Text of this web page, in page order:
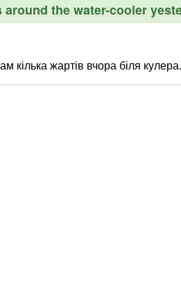
the water-cooler
кілька жартів вчора біля кулера.